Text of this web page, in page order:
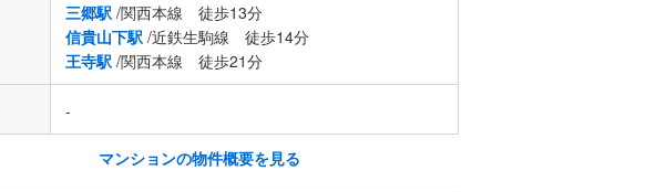
三郷駅 /関西本線 徒歩13分
信貴山下駅 /近鉄生駒線 徒歩14分
王寺駅 /関西本線 徒歩21分
-
マンションの物件概要を見る